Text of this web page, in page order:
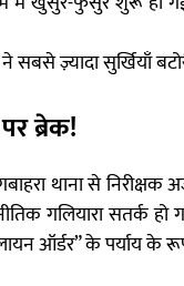
सबसे ज़्यादा सुर्खियाँ
ब्रेक!
थाना से निरीक्षक
गलियारा सतर्क
ऑर्डर” के पर्याय के